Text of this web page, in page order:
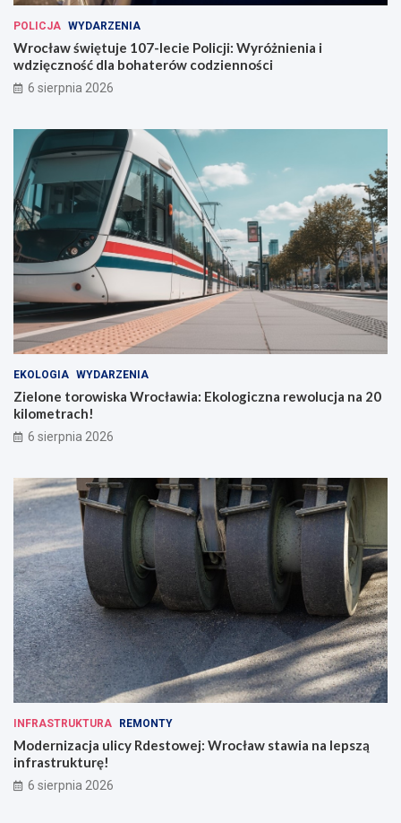
w
i
u
POLICJA WYDARZENIA
Wrocław świętuje 107-lecie Policji: Wyróżnienia i
wdzięczność dla bohaterów codzienności
6 sierpnia 2026
EKOLOGIA WYDARZENIA
Zielone torowiska Wrocławia: Ekologiczna rewolucja na 20
kilometrach!
6 sierpnia 2026
INFRASTRUKTURA REMONTY
Modernizacja ulicy Rdestowej: Wrocław stawia na lepszą
infrastrukturę!
6 sierpnia 2026